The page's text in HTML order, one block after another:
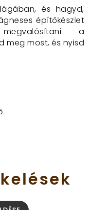
és hagyd,
építőkészlet
a
meg most, és nyisd